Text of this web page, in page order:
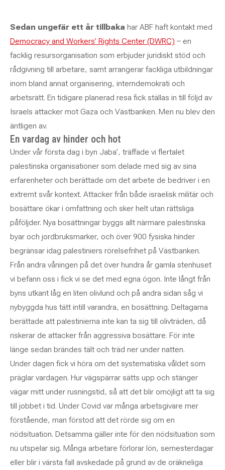
Sedan ungefär ett år tillbaka har ABF haft kontakt med
Democracy and Workers’ Rights Center (DWRC) – en
facklig resursorganisation som erbjuder juridiskt stöd och
rådgivning till arbetare, samt arrangerar fackliga utbildningar
inom bland annat organisering, interndemokrati och
arbetsrätt. En tidigare planerad resa fick ställas in till följd av
Israels attacker mot Gaza och Västbanken. Men nu blev den
äntligen av.
En vardag av hinder och hot
Under vår första dag i byn Jaba’, träffade vi flertalet
palestinska organisationer som delade med sig av sina
erfarenheter och berättade om det arbete de bedriver i en
extremt svår kontext. Attacker från både israelisk militär och
bosättare ökar i omfattning och sker helt utan rättsliga
påföljder. Nya bosättningar byggs allt närmare palestinska
byar och jordbruksmarker, och över 900 fysiska hinder
begränsar idag palestiniers rörelsefrihet på Västbanken.
Från andra våningen på det över hundra år gamla stenhuset
vi befann oss i fick vi se det med egna ögon. Inte långt från
byns utkant låg en liten olivlund och på andra sidan såg vi
nybyggda hus tätt intill varandra, en bosättning. Deltagarna
berättade att palestinierna inte kan ta sig till olivträden, då
riskerar de attacker från aggressiva bosättare. För inte
länge sedan brändes tält och träd ner under natten.
Under dagen fick vi höra om det systematiska våldet som
präglar vardagen. Hur vägspärrar sätts upp och stänger
vägar mitt under rusningstid, så att det blir omöjligt att ta sig
till jobbet i tid. Under Covid var många arbetsgivare mer
förstående, man förstod att det rörde sig om en
nödsituation. Detsamma gäller inte för den nödsituation som
nu utspelar sig. Många arbetare förlorar lön, semesterdagar
eller blir i värsta fall avskedade på grund av de oräkneliga